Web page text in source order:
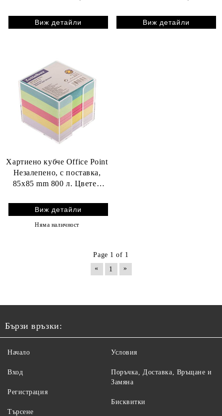
Виж детайли Виж детайли
Хартиено кубче Office Point
Незалепено, с поставка,
85x85 mm 800 л. Цветен
Виж детайли
Няма наличност
Page 1 of 1
«
1 »
Бързи връзки:
Начало
Вход
Регистрация
Търсене
Условия
Поръчка, Доставка, Връщане и
Замяна
Бисквитки